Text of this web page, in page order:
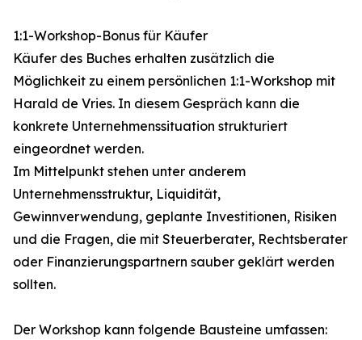
1:1-Workshop-Bonus für Käufer
Käufer des Buches erhalten zusätzlich die
Möglichkeit zu einem persönlichen 1:1-Workshop mit
Harald de Vries. In diesem Gespräch kann die
konkrete Unternehmenssituation strukturiert
eingeordnet werden.
Im Mittelpunkt stehen unter anderem
Unternehmensstruktur, Liquidität,
Gewinnverwendung, geplante Investitionen, Risiken
und die Fragen, die mit Steuerberater, Rechtsberater
oder Finanzierungspartnern sauber geklärt werden
sollten.
Der Workshop kann folgende Bausteine umfassen: